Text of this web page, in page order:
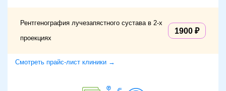
Рентгенография лучезапястного сустава в 2-х
проекциях
1900
Смотреть прайс-лист клиники →